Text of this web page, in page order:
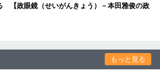
【政眼鏡（せいがんきょう）－本田雅俊の政
もっと見る